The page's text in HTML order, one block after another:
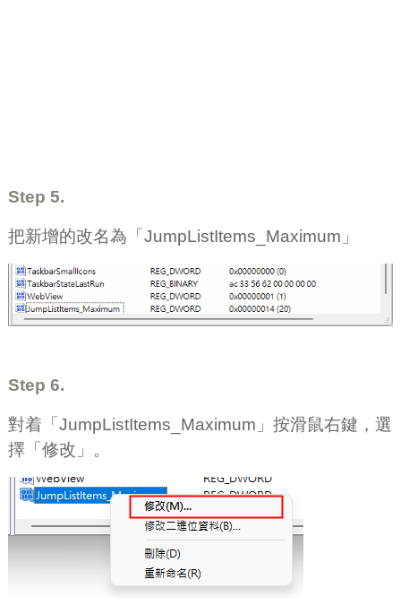
Step 5.
把新增的改名為「JumpListItems_Maximum」
Step 6.
對着「JumpListItems_Maximum」按滑鼠右鍵，選
擇「修改」。